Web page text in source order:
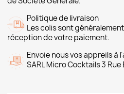
Politique de livraison
Les colis sont
réception de votre paiement.
Envoie nous vos appreils à
SARL Micro Cocktails 3 Rue